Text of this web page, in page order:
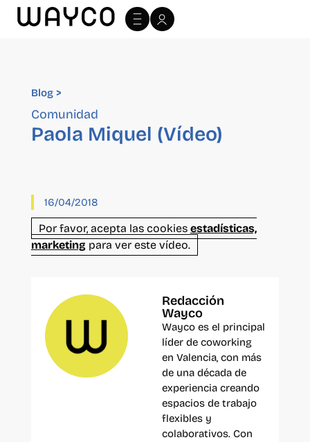
Blog >
Comunidad
Paola Miquel (Vídeo)
16/04/2018
Por favor, acepta las cookies estadísticas,
marketing para ver este vídeo.
Redacción
Wayco
Wayco es el principal
líder de coworking
en Valencia, con más
de una década de
experiencia creando
espacios de trabajo
flexibles y
colaborativos. Con